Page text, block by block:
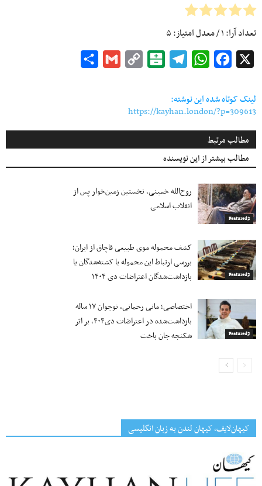
تعداد آرا:۱/ معدل امتیاز:۵
Facebook
WhatsApp
Telegram
Balatarin
Copy
Gmail
لینک کوتاه شده این نوشته:
https://kayhan.london/?p=309613
مطالب مرتبط
مطالب بیشتر از این نویسنده
Featured2
روح‌الله خمینی، نخستین زمین‌خوار پس از
انقلاب اسلامی
Featured2
کشف محموله موی طبیعی قاچاق از ایران؛
بررسی ارتباط این محموله با کشته‌شدگان یا
بازداشت‌شدگان اعتراضات دی ۱۴۰۴
Featured2
اختصاصی؛ مانی رحمانی، نوجوان ۱۷ ساله
بازداشت‌شده در اعتراضات دی۴۰۴، بر اثر
شکنجه جان باخت
کیهان‌لایف، کیهان لندن به زبان انگلیسی